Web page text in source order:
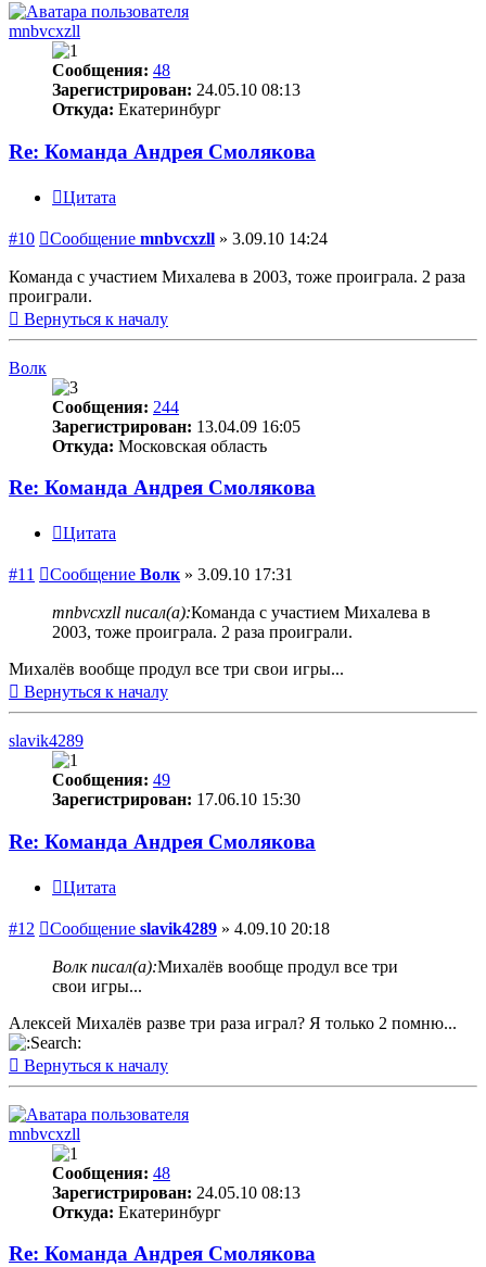
mnbvcxzll
Сообщения: 48
Зарегистрирован: 24.05.10 08:13
Откуда: Екатеринбург
Re: Команда Андрея Смолякова
Цитата
#10 Сообщение mnbvcxzll » 3.09.10 14:24
Команда с участием Михалева в 2003, тоже проиграла. 2 раза
проиграли.
Вернуться к началу
Волк
Сообщения: 244
Зарегистрирован: 13.04.09 16:05
Откуда: Московская область
Re: Команда Андрея Смолякова
Цитата
#11 Сообщение Волк » 3.09.10 17:31
mnbvcxzll писал(а):Команда с участием Михалева в
2003, тоже проиграла. 2 раза проиграли.
Михалёв вообще продул все три свои игры...
Вернуться к началу
slavik4289
Сообщения: 49
Зарегистрирован: 17.06.10 15:30
Re: Команда Андрея Смолякова
Цитата
#12 Сообщение slavik4289 » 4.09.10 20:18
Волк писал(а):Михалёв вообще продул все три
свои игры...
Алексей Михалёв разве три раза играл? Я только 2 помню...
Вернуться к началу
mnbvcxzll
Сообщения: 48
Зарегистрирован: 24.05.10 08:13
Откуда: Екатеринбург
Re: Команда Андрея Смолякова